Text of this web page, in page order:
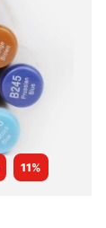
11%